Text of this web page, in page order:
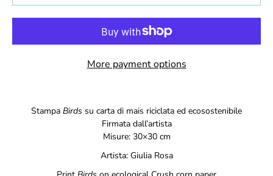
More payment options
Stampa Birds su carta di mais riciclata ed ecosostenibile
Firmata dall’artista
Misure: 30×30 cm
Artista: Giulia Rosa